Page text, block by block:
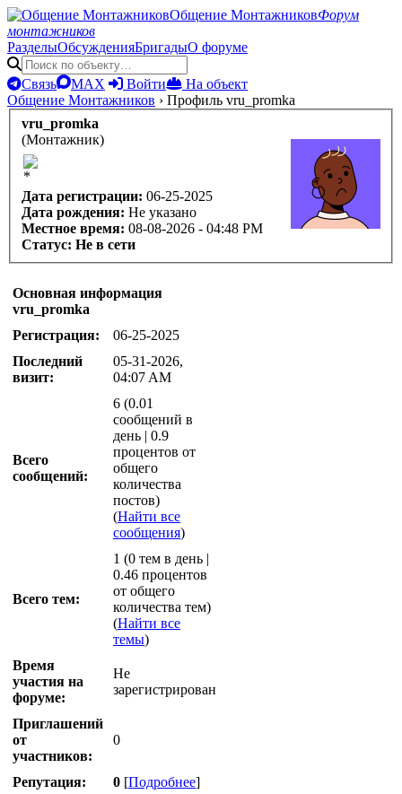
Общение МонтажниковФорум
монтажников
РазделыОбсужденияБригадыО форуме
Связь MAX Войти
На объект
Общение Монтажников › Профиль vru_promka
vru_promka
(Монтажник)
Дата регистрации: 06-25-2025
Дата рождения: Не указано
Местное время: 08-08-2026 - 04:48 PM
Статус: Не в сети
Основная информация
vru_promka
Регистрация:
06-25-2025
Последний
визит:
05-31-2026,
04:07 AM
Всего
сообщений:
6 (0.01
сообщений в
день | 0.9
процентов от
общего
количества
постов)
(Найти все
сообщения)
Всего тем:
1 (0 тем в день |
0.46 процентов
от общего
количества тем)
(Найти все
темы)
Время
участия на
форуме:
Не
зарегистрирован
Приглашений
от
участников:
0
Репутация: 0 [Подробнее]